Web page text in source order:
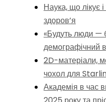
Наука, що лікує
здоров’я
«Будуть люди —
демографічний
2D-матеріали,
чохол для
Академія в час